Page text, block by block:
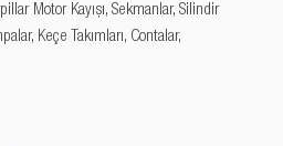
Motor Kayışı, Sekmanlar, Silindir
Keçe Takımları, Contalar,